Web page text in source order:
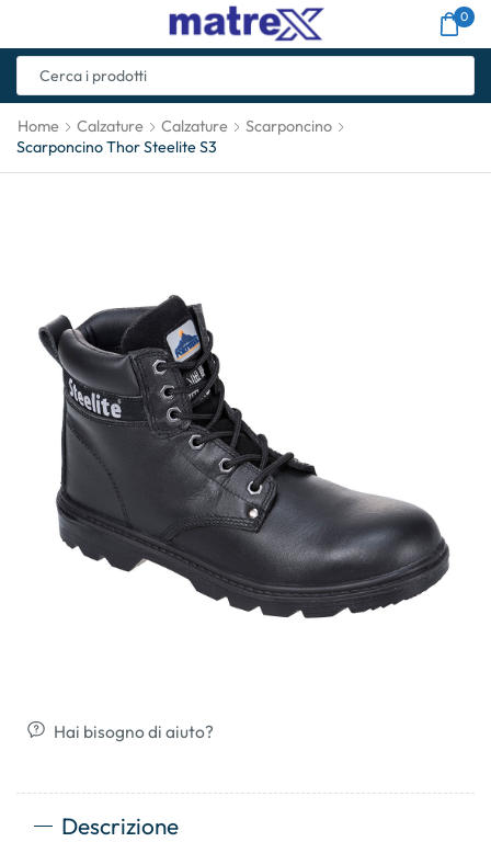
0
Home Calzature Calzature
Scarponcino
Scarponcino Thor Steelite S3
Hai bisogno di aiuto?
Descrizione